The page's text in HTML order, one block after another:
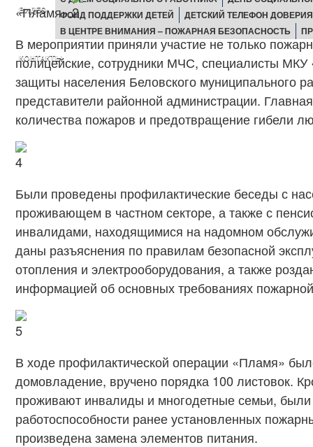
ВИДЕО
ФОНД ПОДДЕРЖКИ ДЕТЕЙ
ДЕТСКИЙ ТЕЛЕФОН ДОВЕРИЯ
В ЦЕНТРЕ ВНИМАНИЯ – ПОЖАРНАЯ БЕЗОПАСНОСТЬ
КОНТАКТЫ
«Пламя».
В мероприятии приняли участие не только
полицейские, сотрудники МЧС, специалисты МКУ
защиты населения Беловского муниципального
представители районной администрации.
количества пожаров и предотвращение гибели
Были проведены профилактические беседы с
проживающем в частном секторе, а также с
инвалидами, находящимися на надомном
даны разъяснения по правилам безопасной
отопления и электрооборудования, а также
информацией об основных требованиях
В ходе профилактической операции «Пламя»
домовладение, вручено порядка 100 листовок.
проживают инвалиды и многодетные семьи,
работоспособности ранее установленных
произведена замена элементов питания.